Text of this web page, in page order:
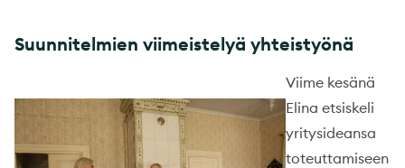
Suunnitelmien viimeistelyä yhteistyönä
Viime kesänä
Elina etsiskeli
yritysideansa
toteuttamiseen